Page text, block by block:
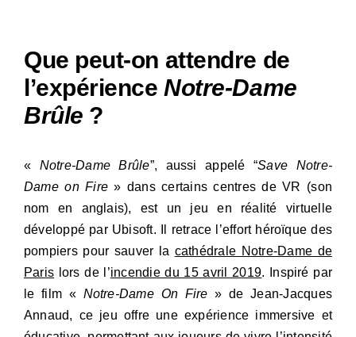
Que peut-on attendre de
l’expérienceNotre-Dame
Brûle ?
« Notre-Dame Brûle”, aussi appelé “Save Notre-
Dame on Fire » dans certains centres de VR (son
nom en anglais), est un jeu en réalité virtuelle
développé par Ubisoft. Il retrace l’effort héroïque des
pompiers pour sauver la cathédrale Notre-Dame de
Paris lors de l’incendie du 15 avril 2019. Inspiré par
le film « Notre-Dame On Fire » de Jean-Jacques
Annaud, ce jeu offre une expérience immersive et